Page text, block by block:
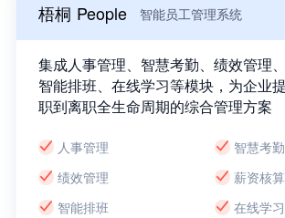
梧桐 People 智能员工管理系统
集成人事管理、智慧考勤、绩效管理、
智能排班、在线学习等模块，为企业
职到离职全生命周期的综合管理方案
人事管理
智慧考勤
绩效管理
薪资核算
智能排班
在线学习